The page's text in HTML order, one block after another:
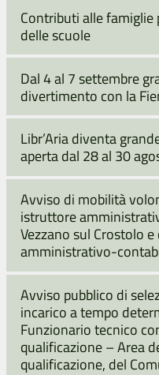
Contributi alle famiglie
delle scuole
Dal 4 al 7 settembre
divertimento con la
Libr’Aria diventa
aperta dal 28 al 30
Avviso di mobilità
istruttore
Vezzano sul Crostolo
amministrativo-
Avviso pubblico di
incarico a tempo
Funzionario tecnico
qualificazione – Area
qualificazione, del